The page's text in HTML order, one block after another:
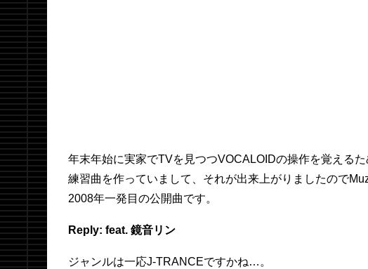
年末年始に実家でTVを見つつVOCALOIDの操作を覚える
練習曲を作っていまして、それが出来上がりましたので
2008年一発目の公開曲です。
Reply: feat. 鏡音リン
ジャンルは一応J-TRANCEですかね…。